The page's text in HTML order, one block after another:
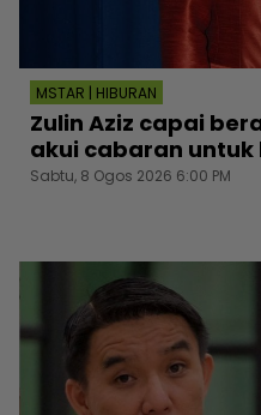
MSTAR | HIBURAN
Zulin Aziz capai
akui cabaran untuk
Sabtu, 8 Ogos 2026 6:00 PM